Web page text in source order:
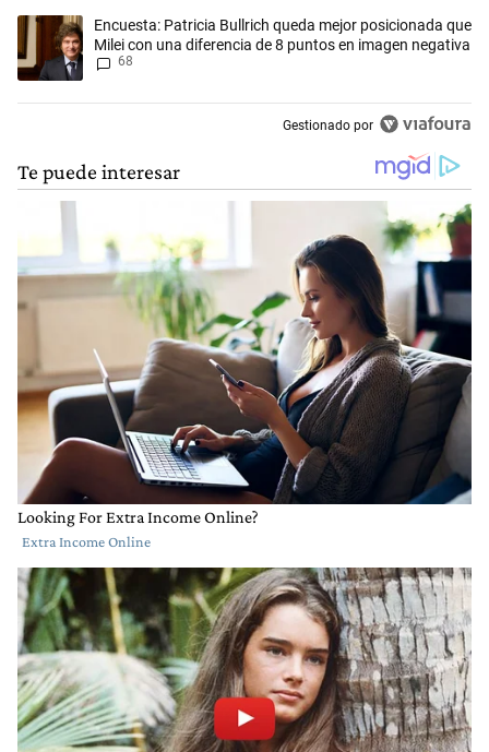
Un artículo de tendencia con el título "Encuesta: Patricia Bullrich
Encuesta: Patricia Bullrich queda mejor posicionada que
Milei con una diferencia de 8 puntos en imagen negativa
68
Gestionado por